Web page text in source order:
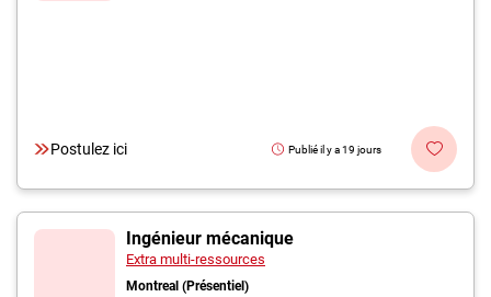
Postulez ici Publié il y a 19 jours
Ingénieur mécanique
Extra multi-ressources
Montreal (Présentiel)